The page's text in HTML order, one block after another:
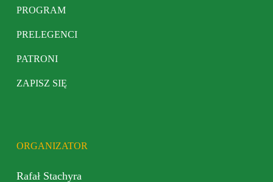
PROGRAM
PRELEGENCI
PATRONI
ZAPISZ SIĘ
ORGANIZATOR
Rafał Stachyra